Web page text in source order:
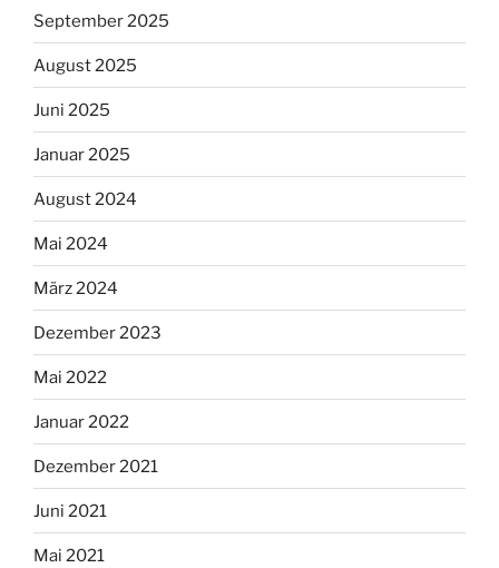
September 2025
August 2025
Juni 2025
Januar 2025
August 2024
Mai 2024
März 2024
Dezember 2023
Mai 2022
Januar 2022
Dezember 2021
Juni 2021
Mai 2021